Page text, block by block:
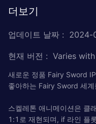
더보기
업데이트 날짜 : 2024-
현재 버전 : Varies
새로운 정품 Fairy Sword
좋아하는 Fairy Sword 세
스켈레톤 애니메이션은 클
1:1로 재현되며, if 라인 플